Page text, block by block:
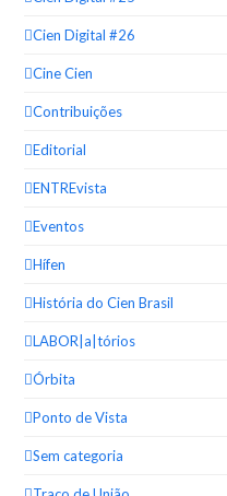
Cien Digital #26
Cine Cien
Contribuições
Editorial
ENTREvista
Eventos
Hífen
História do Cien Brasil
LABOR|a|tórios
Órbita
Ponto de Vista
Sem categoria